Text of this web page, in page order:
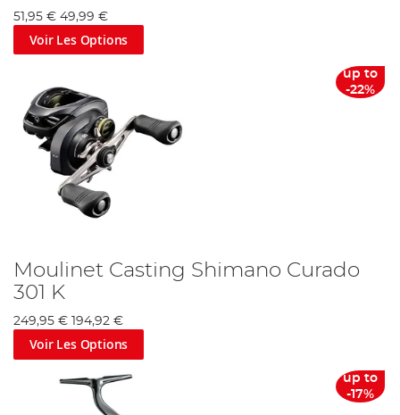
51,95 € 49,99 €
Voir Les Options
up to
-22%
Moulinet Casting Shimano Curado
301 K
249,95 € 194,92 €
Voir Les Options
up to
-17%